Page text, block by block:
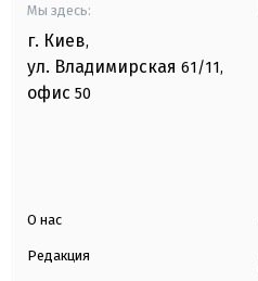
Мы здесь:
г. Киев,
ул. Владимирская 61/11,
офис 50
О нас
Редакция